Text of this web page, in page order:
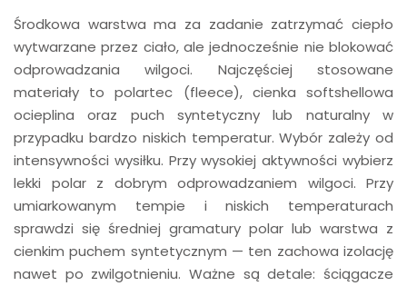
Środkowa warstwa ma za zadanie zatrzymać ciepło
wytwarzane przez ciało, ale jednocześnie nie blokować
odprowadzania wilgoci. Najczęściej stosowane
materiały to polartec (fleece), cienka softshellowa
ocieplina oraz puch syntetyczny lub naturalny w
przypadku bardzo niskich temperatur. Wybór zależy od
intensywności wysiłku. Przy wysokiej aktywności wybierz
lekki polar z dobrym odprowadzaniem wilgoci. Przy
umiarkowanym tempie i niskich temperaturach
sprawdzi się średniej gramatury polar lub warstwa z
cienkim puchem syntetycznym — ten zachowa izolację
nawet po zwilgotnieniu. Ważne są detale: ściągacze